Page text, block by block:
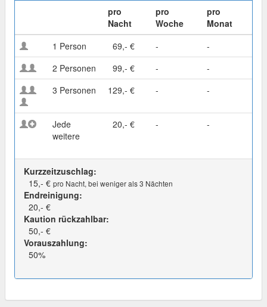
pro
Nacht
pro
Woche
pro
Monat
1 Person
69,- € -
-
2 Personen
99,- € -
-
3 Personen
129,- € - -
Jede
weitere
20,- € - -
Kurzzeitzuschlag:
15,- € pro Nacht, bei weniger als 3 Nächten
Endreinigung:
20,- €
Kaution rückzahlbar:
50,- €
Vorauszahlung:
50%